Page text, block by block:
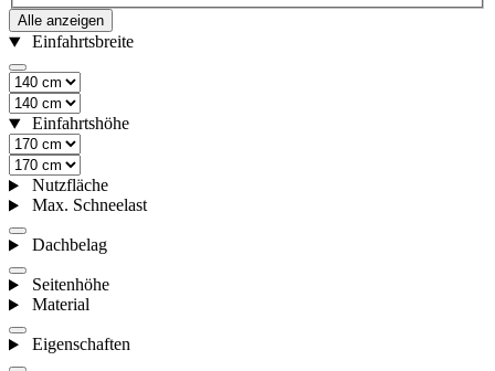
Alle anzeigen
Einfahrtsbreite
Einfahrtshöhe
Nutzfläche
Max. Schneelast
Dachbelag
Seitenhöhe
Material
Eigenschaften